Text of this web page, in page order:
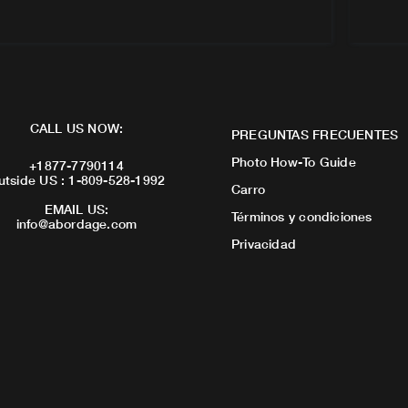
CALL US NOW:
+1877-7790114
US : 1-809-528-1992
EMAIL US:
info@abordage.com
PREGUNTAS FRECUENTES
Photo How-To Guide
Carro
Términos y condiciones
Privacidad